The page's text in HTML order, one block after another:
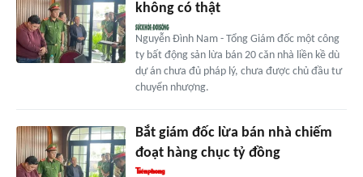
không có thật
Nguyễn Đình Nam - Tổng Giám đốc một công
ty bất động sản lừa bán 20 căn nhà liền kề dù
dự án chưa đủ pháp lý, chưa được chủ đầu tư
chuyển nhượng.
Bắt giám đốc lừa bán nhà chiếm
đoạt hàng chục tỷ đồng